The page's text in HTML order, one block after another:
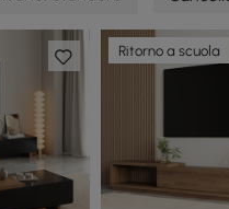
Ritorno a scuola